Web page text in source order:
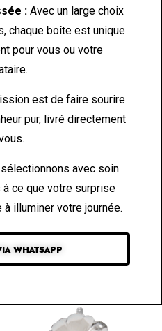
: Avec un large choix
chaque boîte est unique
pour vous ou votre
est de faire sourire
pur, livré directement
avec soin
ce que votre surprise
illuminer votre journée.
WHATSAPP